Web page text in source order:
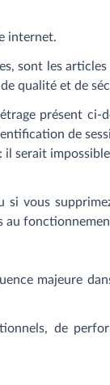
internet.
sont les
qualité et de
présent
de
si vous
majeure
de